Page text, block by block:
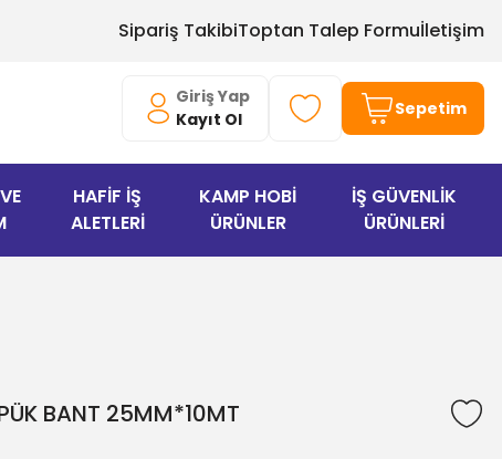
Sipariş TakibiToptan Talep Formuİletişim
Giriş Yap
Kayıt Ol
Sepetim
HAFİF İŞ
ALETLERİ
KAMP HOBİ
ÜRÜNLER
İŞ GÜVENLİK
ÜRÜNLERİ
BANT 25MM*10MT